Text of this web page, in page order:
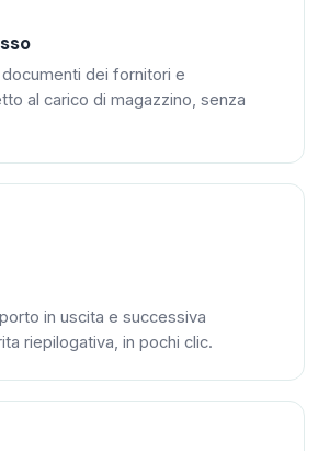
dei fornitori e
al carico di magazzino, senza
in uscita e successiva
riepilogativa, in pochi clic.